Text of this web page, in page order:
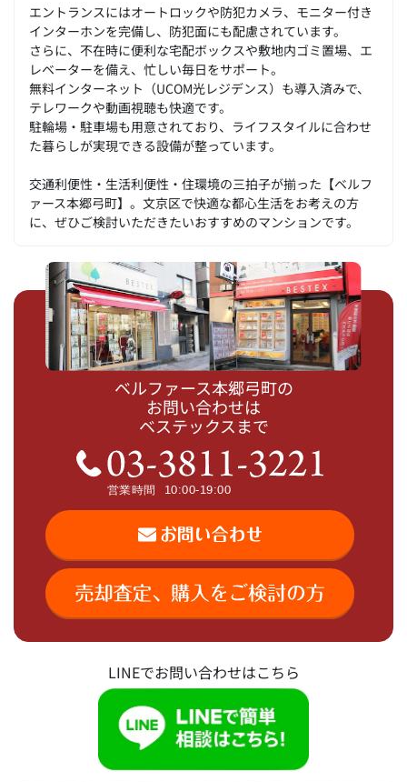
エントランスにはオートロックや防犯カメラ、モニター付き
インターホンを完備し、防犯面にも配慮されています。
さらに、不在時に便利な宅配ボックスや敷地内ゴミ置場、エ
レベーターを備え、忙しい毎日をサポート。
無料インターネット（UCOM光レジデンス）も導入済みで、
テレワークや動画視聴も快適です。
駐輪場・駐車場も用意されており、ライフスタイルに合わせ
た暮らしが実現できる設備が整っています。
交通利便性・生活利便性・住環境の三拍子が揃った【ベルフ
ァース本郷弓町】。文京区で快適な都心生活をお考えの方
に、ぜひご検討いただきたいおすすめのマンションです。
ベルファース本郷弓町の
お問い合わせは
ベステックスまで
LINEでお問い合わせはこちら